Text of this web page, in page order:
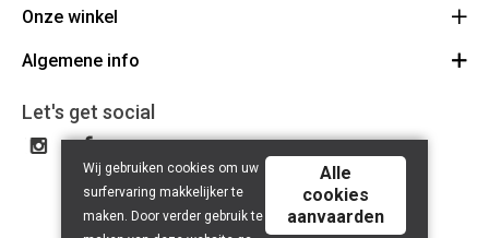
Onze winkel
Noordstraat 41 - 8800 Roeselare
051 20 43 88
BE 0753.405.631
Algemene info
Algemene voorwaarden
Contact
Disclaimer
Let's get social
Wij gebruiken cookies om uw
surfervaring makkelijker te
maken. Door verder gebruik te
Alle
cookies
aanvaarden